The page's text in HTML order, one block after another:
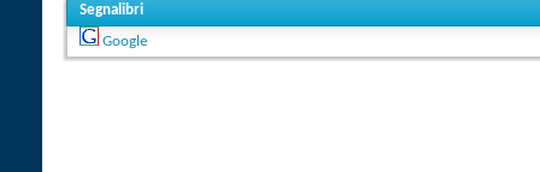
Segnalibri
Google